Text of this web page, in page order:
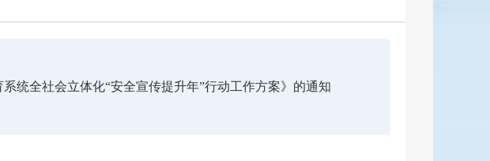
统全社会立体化“安全宣传提升年”行动工作方案》的通知